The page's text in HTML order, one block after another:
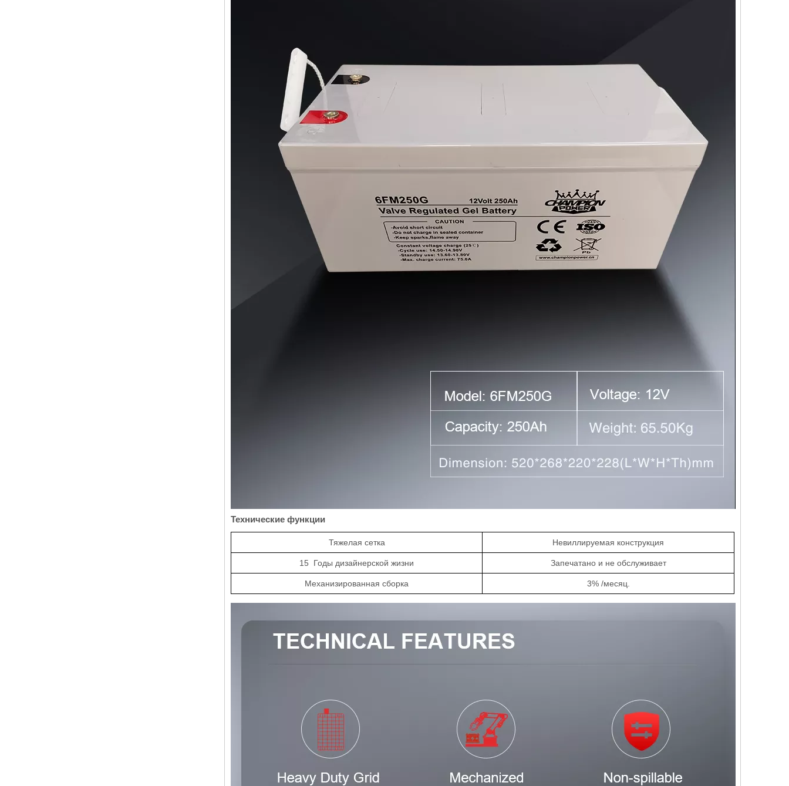
Технические функции
Тяжелая сетка Невиллируемая конструкция
15 Годы дизайнерской жизни Запечатано и не обслуживает
Механизированная сборка 3% /месяц.